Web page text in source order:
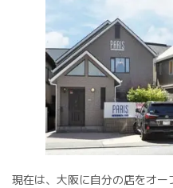
現在は、大阪に自分の店をオ